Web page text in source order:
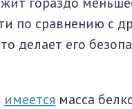
по сравнению с
делает его
имеется масса